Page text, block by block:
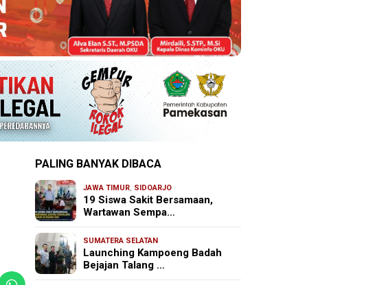
PALING BANYAK DIBACA
JAWA TIMUR, SIDOARJO
19 Siswa Sakit Bersamaan,
Wartawan Sempa…
SUMATERA SELATAN
Launching Kampoeng Badah
Bejajan Talang …